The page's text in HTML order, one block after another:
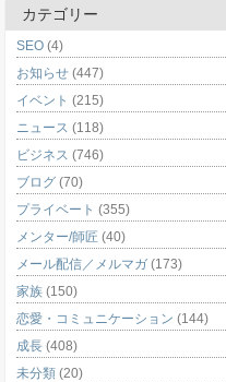
カテゴリー
SEO (4)
お知らせ (447)
イベント (215)
ニュース (118)
ビジネス (746)
ブログ (70)
プライベート (355)
メンター/師匠 (40)
メール配信／メルマガ (173)
家族 (150)
恋愛・コミュニケーション (144)
成長 (408)
未分類 (20)